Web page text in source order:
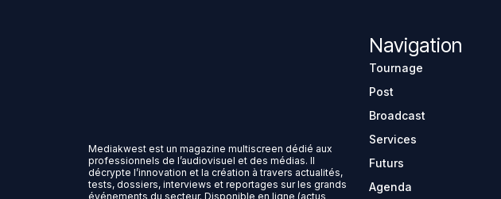
Mediakwest est un magazine multiscreen dédié aux
professionnels de l’audiovisuel et des médias. Il
décrypte l’innovation et la création à travers actualités,
tests, dossiers, interviews et reportages sur les grands
événements du secteur. Disponible en ligne (actus
Navigation
Tournage
Post
Broadcast
Services
Futurs
Agenda